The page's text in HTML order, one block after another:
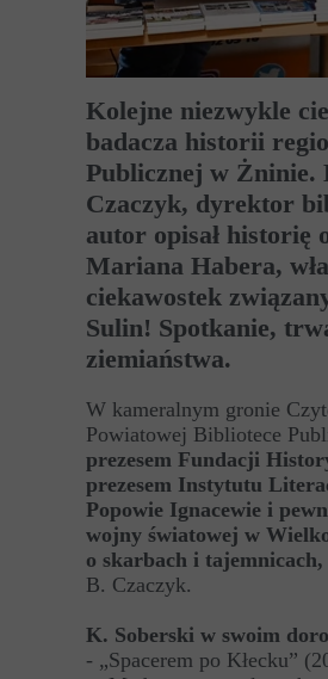
Kolejne niezwykle
badacza historii
Publicznej w Żninie.
Czaczyk, dyrektor
autor opisał historię
Mariana Habera,
ciekawostek
Sulin! Spotkanie,
ziemiaństwa.
W kameralnym gronie
Powiatowej Bibliotece
prezesem Fundacji
prezesem Instytutu
Popowie Ignacewie i
wojny światowej w
o skarbach i
B. Czaczyk.
K. Soberski w swoim
- „Spacerem po Kłecku”